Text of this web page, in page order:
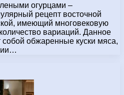
огурцами –
рецепт восточной
имеющий многовековую
вариаций. Данное
собой обжаренные куски мяса,